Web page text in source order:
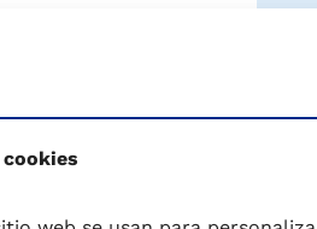
cookies